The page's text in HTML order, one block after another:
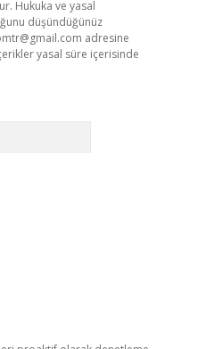
Hukuka ve yasal
düşündüğünüz
adresine
yasal süre içerisinde